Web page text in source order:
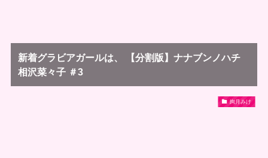
新着グラビアガールは、 【分割版】ナナブンノハチ
相沢菜々子 ＃3
絢月みけ